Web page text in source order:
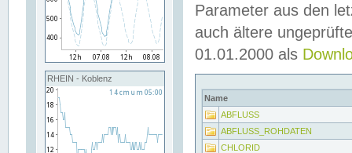
RHEIN - Koblenz
Parameter aus den
auch ältere
01.01.2000 als
Name
ABFLUSS
ABFLUSS_ROHDATEN
CHLORID